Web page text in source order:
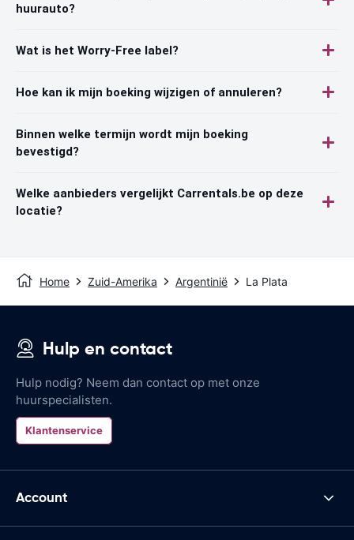
huurauto?
Wat is het Worry-Free label?
Hoe kan ik mijn boeking wijzigen of annuleren?
Binnen welke termijn wordt mijn boeking
bevestigd?
Welke aanbieders vergelijkt Carrentals.be op deze
locatie?
Home Zuid-Amerika Argentinië La Plata
Hulp en contact
Hulp nodig? Neem dan contact op met onze
huurspecialisten.
Klantenservice
Account